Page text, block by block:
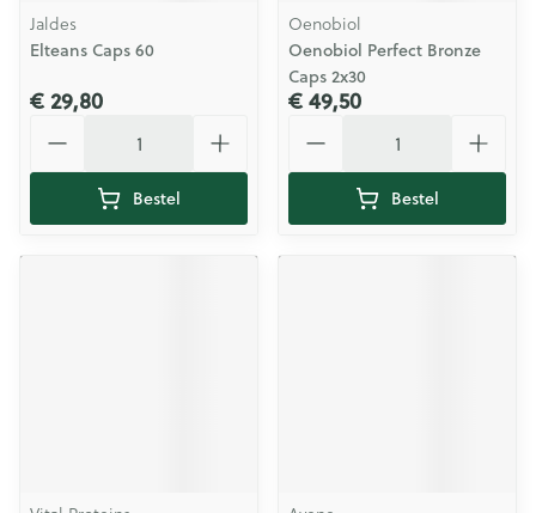
Jaldes
Elteans Caps 60
€ 29,80
Bestel
Oenobiol
Oenobiol Perfect Bronze
Caps 2x30
€ 49,50
Bestel